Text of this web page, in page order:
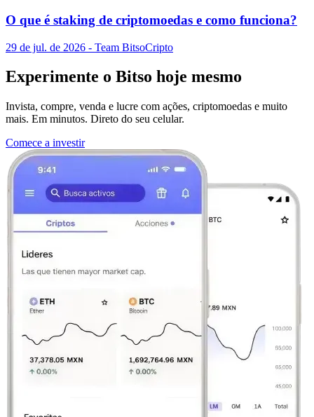
O que é staking de criptomoedas e como funciona?
29 de jul. de 2026 - Team BitsoCripto
Experimente o Bitso hoje mesmo
Invista, compre, venda e lucre com ações, criptomoedas e muito
mais. Em minutos. Direto do seu celular.
Comece a investir